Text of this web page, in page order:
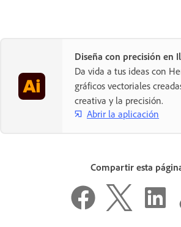
Diseña con precisión en
Da vida a tus ideas con
gráficos vectoriales
creativa y la precisión.
Abrir la aplicación
Compartir esta